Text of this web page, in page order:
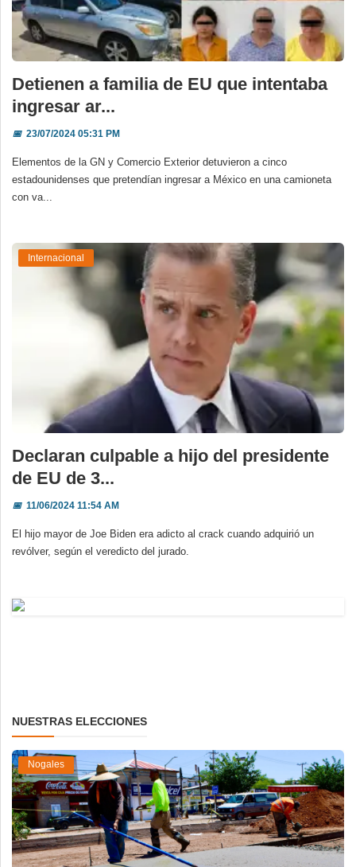
Detienen a familia de EU que intentaba
ingresar ar...
📅23/07/2024 05:31 PM
Elementos de la GN y Comercio Exterior detuvieron a cinco
estadounidenses que pretendían ingresar a México en una camioneta
con va...
Internacional
Declaran culpable a hijo del presidente
de EU de 3...
📅11/06/2024 11:54 AM
El hijo mayor de Joe Biden era adicto al crack cuando adquirió un
revólver, según el veredicto del jurado.
NUESTRAS ELECCIONES
Nogales